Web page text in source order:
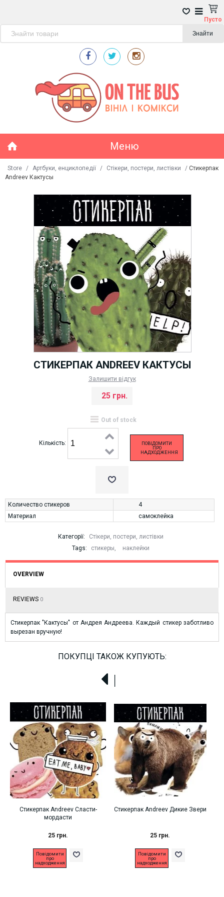
Пусто
Знайти
Меню
Store / Артбуки, енциклопедії / Стікери, постери, листівки / Стикерпак
Andreev Кактусы
СТИКЕРПАК ANDREEV КАКТУСЫ
Залишити відгук
25 грн.
Out of stock
Кількість:
ПОВІДОМИТИ
ПРО
НАДХОДЖЕННЯ
Количество стикеров
4
Материал
самоклейка
Категорії:
Стікери, постери, листівки
Tags:
стикеры наклейки
OVERVIEW
REVIEWS 0
Стикерпак "Кактусы" от Андрея Андреева. Каждый стикер заботливо
вырезан вручную!
ПОКУПЦІ ТАКОЖ КУПУЮТЬ:
Стикерпак Andreev Сласти-
мордасти
25 грн.
Повідомити
про
надходження
Стикерпак Andreev Дикие Звери
25 грн.
Повідомити
про
надходження